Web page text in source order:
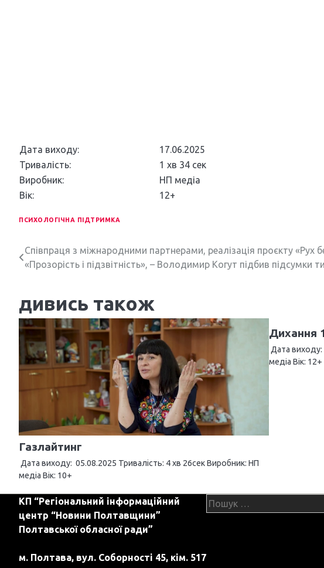
Дата виходу:
17.06.2025
Тривалість:
1 хв 34 сек
Виробник:
НП медіа
Вік:
12+
ПСИХОЛОГІЧНА ПІДТРИМКА
Н
і
г
а
я
з
а
и
с
Співпраця з міжнародними партнерами, реалізація проєкту «Рух
«Прозорість і підзвітність», – Володимир Когут підбив підсумки
дивись також
Газлайтинг
Дата виходу: 05.08.2025 Тривалість: 4 хв 26сек Виробник: НП
медіа Вік: 10+
Дихання
Дата виходу:
медіа Вік: 12+
КП “Регіональний інформаційний
центр “Новини Полтавщини”
Полтавської обласної ради”
м. Полтава, вул. Соборності 45, кім. 517
Пошук: